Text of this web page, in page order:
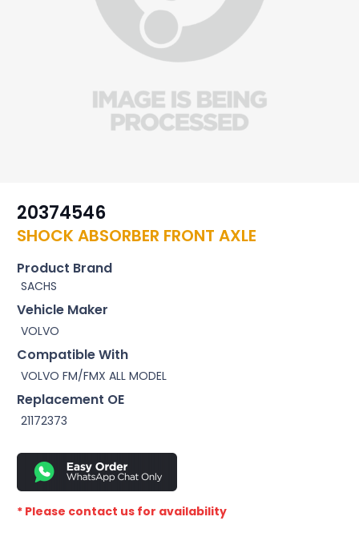
20374546
SHOCK ABSORBER FRONT AXLE
Product Brand
SACHS
Vehicle Maker
VOLVO
Compatible With
VOLVO FM/FMX ALL MODEL
Replacement OE
21172373
* Please contact us for availability